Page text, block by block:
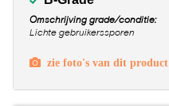
Omschrijving grade/conditie:
Lichte gebruikerssporen
zie foto's van dit product